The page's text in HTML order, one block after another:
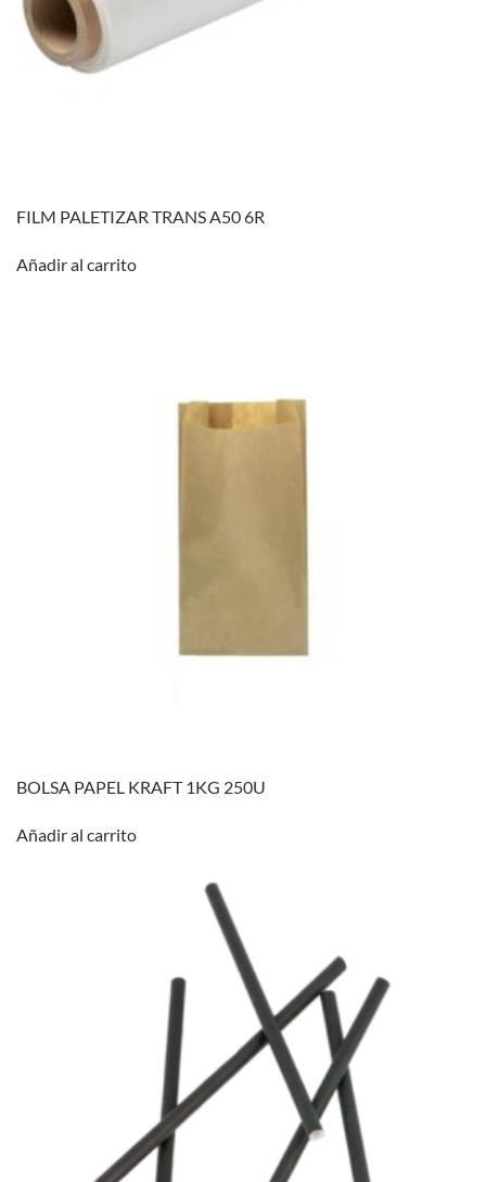
FILM PALETIZAR TRANS A50 6R
Añadir al carrito
BOLSA PAPEL KRAFT 1KG 250U
Añadir al carrito